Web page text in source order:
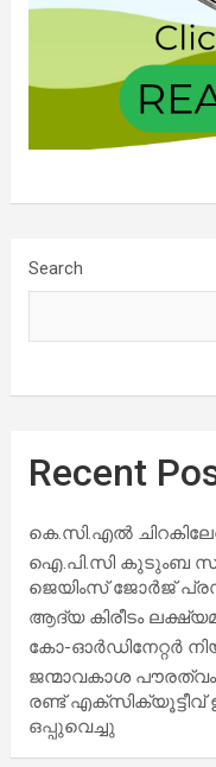
Search
Recent
കെ.സി.എൽ
ഐ.പി.സി കുടുംബ
ജെയിംസ് ജോർജ്
ആദ്യ കിരീടം
കോ-ഓർഡിനേറ്റർ
ജന്മാവകാശ
രണ്ട് എക്സിക്യൂട്ടീവ്
ഒപ്പുവെച്ചു